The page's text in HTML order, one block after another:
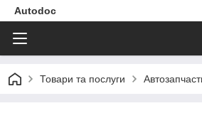
Autodoc
Товари та послуги